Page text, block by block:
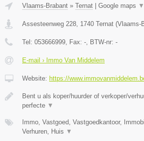
Vlaams-Brabant » Ternat Google maps ▼
Assesteenweg 228 1740 Ternat (Vlaams-
Tel: 053666999 , Fax: - , BTW-nr: -
E-mail › Immo Van Middelem
Website: https://
Bent u als koper/huurder of verkoper/
perfecte ▼
Immo, Vastgoed, Vastgoedkantoor,
Verhuren, Huis ▼